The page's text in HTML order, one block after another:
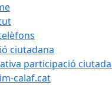
ciutadana
participació
calaf.cat